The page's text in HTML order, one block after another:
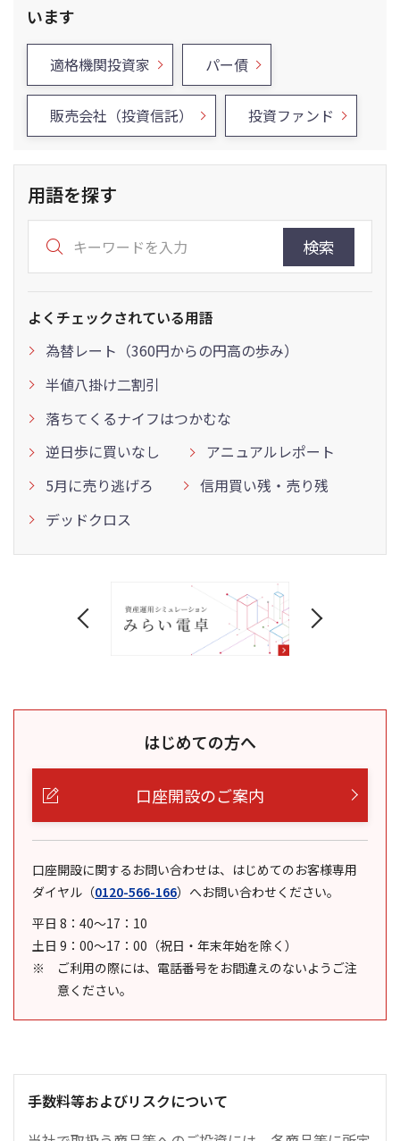
います
適格機関投資家 パー債
販売会社（投資信託） 投資ファンド
用語を探す
検索
よくチェックされている用語
為替レート（360円からの円高の歩み）
半値八掛け二割引
落ちてくるナイフはつかむな
逆日歩に買いなし
アニュアルレポート
5月に売り逃げろ
信用買い残・売り残
デッドクロス
はじめての方へ
口座開設のご案内
口座開設に関するお問い合わせは、はじめてのお客様専用
ダイヤル （0120-566-166） へお問い合わせください。
平日 8：40～17：10
土日 9：00～17：00（祝日・年末年始を除く）
ご利用の際には、電話番号をお間違えのないようご注
意ください。
手数料等およびリスクについて